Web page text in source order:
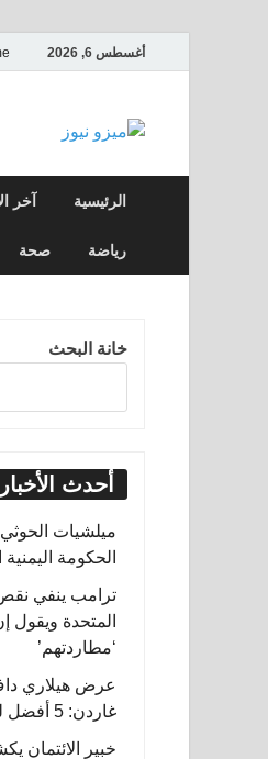
أغسطس 6, 2026
الرئيسية آخر
رياضة صحة
خانة البحث
أحدث الأخبار
ميلشيات
الحكومة
ترامب ينفي نقص
المتحدة ويقول
‘مطاردتهم’
عرض هيلاري
غاردن: 5 أفضل لحظات
خبير الائتمان